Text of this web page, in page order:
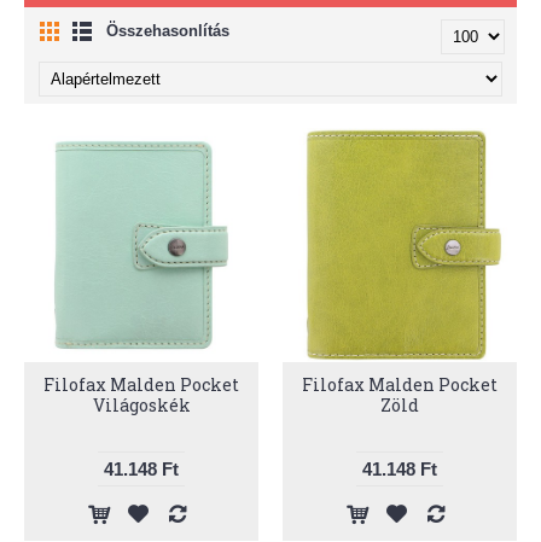
Összehasonlítás
Filofax Malden Pocket
Világoskék
41.148 Ft
Filofax Malden Pocket
Zöld
41.148 Ft